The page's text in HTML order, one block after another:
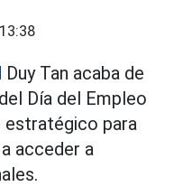
Duy Tan acaba de
Día del Empleo
estratégico para
acceder a